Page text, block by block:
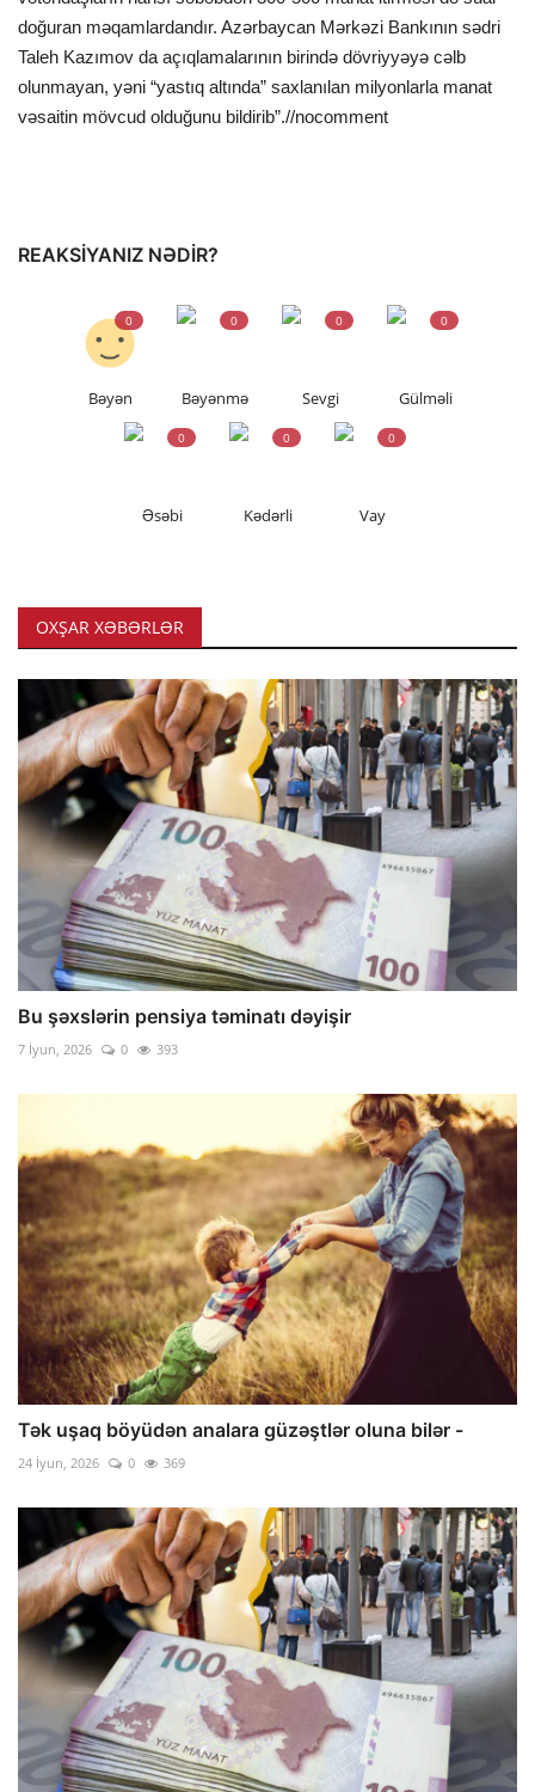
doğuran məqamlardandır. Azərbaycan Mərkəzi Bankının sədri
Taleh Kazımov da açıqlamalarının birində dövriyyəyə cəlb
olunmayan, yəni “yastıq altında” saxlanılan milyonlarla manat
vəsaitin mövcud olduğunu bildirib”.//nocomment
REAKSIYANIZ NƏDIR?
Bəyən
0
Bəyənmə
0
Sevgi
0
Gülməli
0
Əsəbi
0
Kədərli
0
Vay
0
OXŞAR XƏBƏRLƏR
Bu şəxslərin pensiya təminatı dəyişir
7 İyun, 2026 0 393
Tək uşaq böyüdən analara güzəştlər oluna bilər -
24 İyun, 2026 0 369